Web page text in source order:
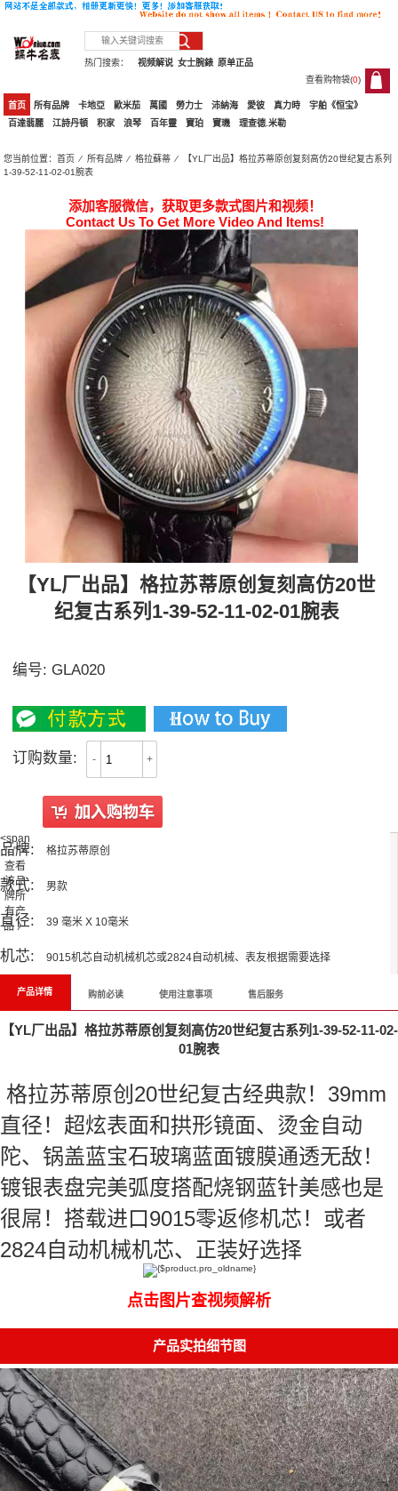
热门搜索： 原单正品
女士腕錶
视频解说
查看购物袋(0)
0
首页 所有品牌 卡地亞 歐米茄 萬國 勞力士 沛納海 愛彼 真力時
宇舶《恒宝》
百達翡麗
江詩丹頓 积家 浪琴 百年靈 寶珀 寶璣 理查德.米勒
您当前位置：首页 ⁄所有品牌 ⁄格拉蘇蒂 ⁄ 【YL厂出品】格拉苏蒂原创复刻高仿20世纪复古系列
1-39-52-11-02-01腕表
添加客服微信，获取更多款式图片和视频！
Contact Us To Get More Video And Items!
【YL厂出品】格拉苏蒂原创复刻高仿20世
纪复古系列1-39-52-11-02-01腕表
编号: GLA020
订购数量: - +
<span
"="">
查看
该品
牌所
有产
品 〉
品牌: 格拉苏蒂原创
款式: 男款
直径: 39 毫米 X 10毫米
机芯: 9015机芯自动机械机芯或2824自动机械、表友根据需要选择
产品详情 购前必读 使用注意事项 售后服务
【YL厂出品】格拉苏蒂原创复刻高仿20世纪复古系列1-39-52-11-02-
01腕表
格拉苏蒂原创20世纪复古经典款！39mm
直径！超炫表面和拱形镜面、烫金自动
陀、锅盖蓝宝石玻璃蓝面镀膜通透无敌！
镀银表盘完美弧度搭配烧钢蓝针美感也是
很屌！搭载进口9015零返修机芯！或者
2824自动机械机芯、正装好选择
点击图片查视频解析
产品实拍细节图